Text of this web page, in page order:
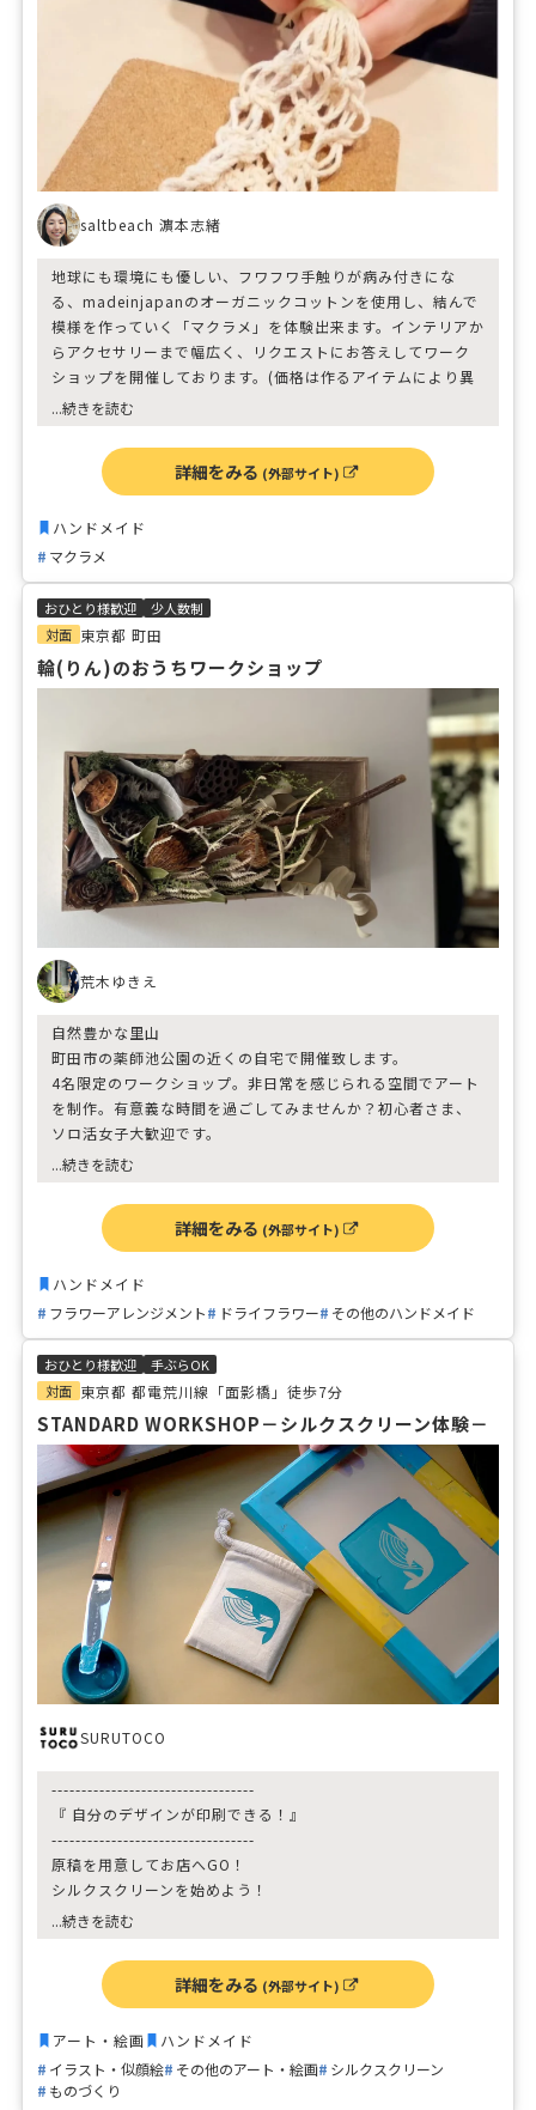
saltbeach 濵本志緒
地球にも環境にも優しい、フワフワ手触りが病み付きにな
る、madeinjapanのオーガニックコットンを使用し、結んで
模様を作っていく「マクラメ」を体験出来ます。インテリアか
らアクセサリーまで幅広く、リクエストにお答えしてワーク
ショップを開催しております。(価格は作るアイテムにより異
なりますので、お気軽にお問い合わせ下さいませ)
...続きを読む
詳細をみる (外部サイト)
ハンドメイド
マクラメ
おひとり様歓迎
少人数制
対面 東京都 町田
輪(りん)のおうちワークショップ
荒木ゆきえ
自然豊かな里山
町田市の薬師池公園の近くの自宅で開催致します。
4名限定のワークショップ。非日常を感じられる空間でアート
を制作。有意義な時間を過ごしてみませんか？初心者さま、
ソロ活女子大歓迎です。
＊持ち物 切れる花鋏、持ち帰り用の袋、汚れても大丈夫な服
...続きを読む
詳細をみる (外部サイト)
ハンドメイド
フラワーアレンジメント
ドライフラワー その他のハンドメイド
おひとり様歓迎
手ぶらOK
対面 東京都 都電荒川線「面影橋」徒歩7分
STANDARD WORKSHOP－シルクスクリーン体験－
SURUTOCO
----------------------------------
『 自分のデザインが印刷できる！』
----------------------------------
原稿を用意してお店へGO！
シルクスクリーンを始めよう！
これからシルクスクリーン印刷を始めたい方、ちょっと体験
してみたい方、オリジナルギフトを作りたい方、ぜひ遊びに
きてください
...続きを読む
詳細をみる (外部サイト)
アート・絵画
ハンドメイド
イラスト・似顔絵
その他のアート・絵画
シルクスクリーン
ものづくり